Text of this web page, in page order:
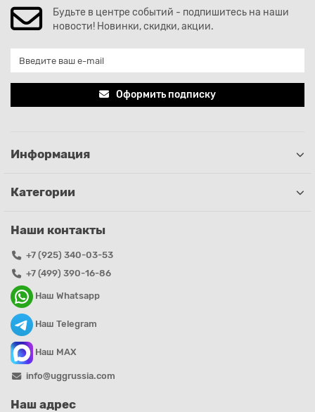
Будьте в центре событий - подпишитесь на наши
новости! Новинки, скидки, акции.
Оформить подписку
Информация
Категории
Наши контакты
+7 (925) 340-03-53
+7 (499) 390-16-86
Наш Whatsapp
Наш Telegram
Наш MAX
info@uggrussia.com
Наш адрес